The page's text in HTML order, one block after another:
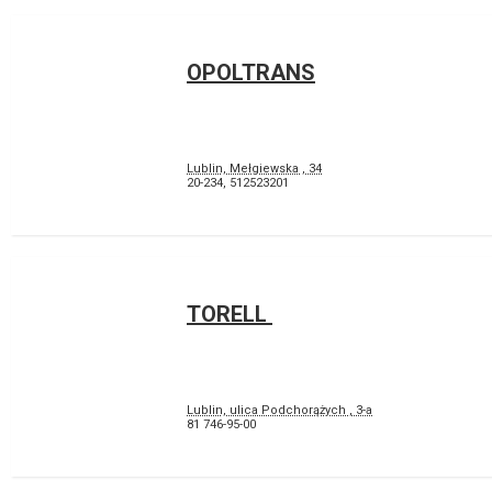
OPOLTRANS
Lublin, Mełgiewska , 34
20-234, 512523201
TORELL
Lublin, ulica Podchorążych , 3-a
81 746-95-00